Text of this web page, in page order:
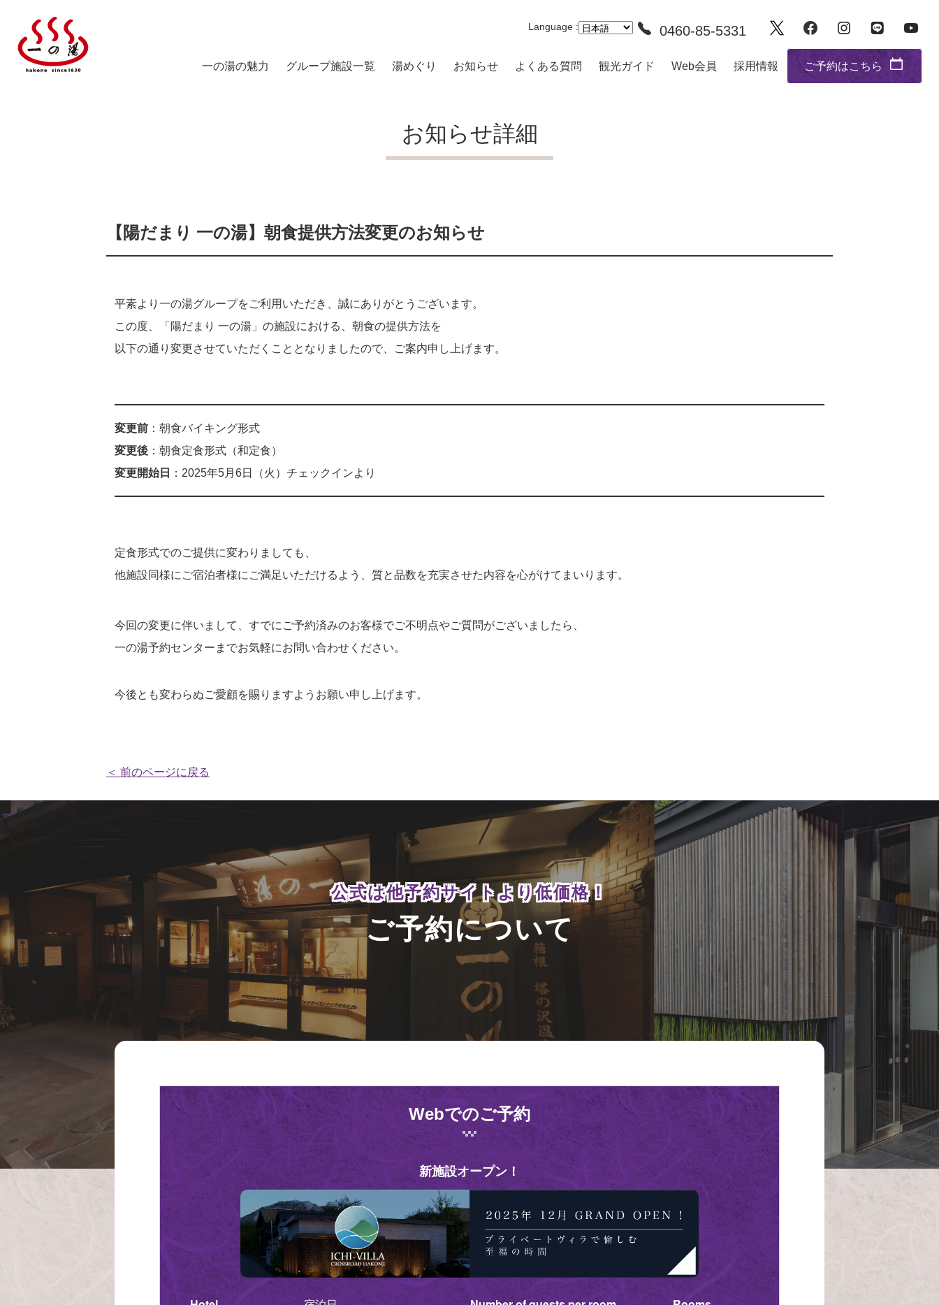
Language : 0460-85-5331
一の湯の魅力 グループ施設一覧
ススキの原 一の湯
湯めぐり お知らせ よくある質問 観光ガイド Web会員 採用情報 ご予約はこちら
お知らせ詳細
【陽だまり 一の湯】朝食提供方法変更のお知らせ
平素より一の湯グループをご利用いただき、誠にありがとうございます。
この度、「陽だまり 一の湯」の施設における、朝食の提供方法を
以下の通り変更させていただくこととなりましたので、ご案内申し上げます。
変更前 ：朝食バイキング形式
変更後 ：朝食定食形式（和定食）
変更開始日
：2025年5月6日（火）チェックインより
定食形式でのご提供に変わりましても、
他施設同様にご宿泊者様にご満足いただけるよう、質と品数を充実させた内容を心がけてまいります。
今回の変更に伴いまして、すでにご予約済みのお客様でご不明点やご質問がございましたら、
一の湯予約センターまでお気軽にお問い合わせください。
今後とも変わらぬご愛顧を賜りますようお願い申し上げます。
＜ 前のページに戻る
公式は他予約サイトより低価格！
ご予約について
Webでのご予約
新施設オープン！